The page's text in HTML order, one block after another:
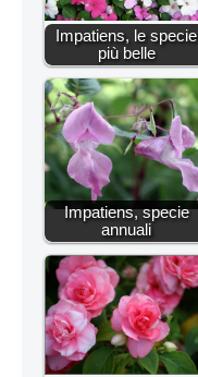
Impatiens, le specie
più belle
Impatiens, specie
annuali